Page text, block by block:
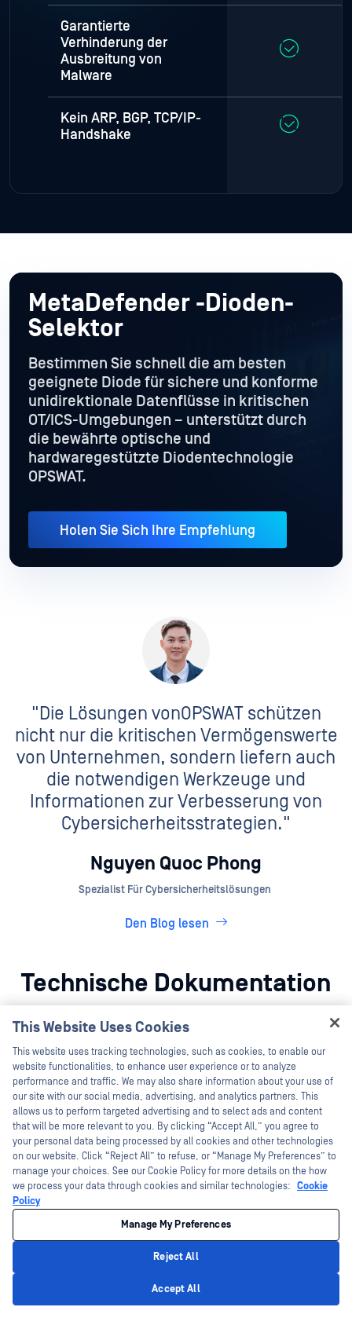
Garantierte
Verhinderung der
Ausbreitung von
Malware
Kein ARP, BGP, TCP/IP-
Handshake
MetaDefender -Dioden-
Selektor
Bestimmen Sie schnell die am besten
geeignete Diode für sichere und konforme
unidirektionale Datenflüsse in kritischen
OT/ICS-Umgebungen – unterstützt durch
die bewährte optische und
hardwaregestützte Diodentechnologie
OPSWAT.
Holen Sie Sich Ihre Empfehlung
"Die Lösungen vonOPSWAT schützen
nicht nur die kritischen Vermögenswerte
von Unternehmen, sondern liefern auch
die notwendigen Werkzeuge und
Informationen zur Verbesserung von
Cybersicherheitsstrategien."
Nguyen Quoc Phong
Spezialist Für Cybersicherheitslösungen
Den Blog lesen
Technische Dokumentation
Entdecken Sie die gesamte technische Landschaft von
MetaDefender Optical Diode - alles, was Sie zum Verständnis,
zur Implementierung und zur Optimierung benötigen.
Alle Dokumente Anzeigen
Erste Schritte
Einführung
wichtigsten Merkmale und Komponenten sind.
This Website Uses Cookies
This website uses tracking technologies, such as cookies, to enable our
website functionalities, to enhance user experience or to analyze
performance and traffic. We may also share information about your use of
our site with our social media, advertising, and analytics partners. This
allows us to perform targeted advertising and to select ads and content
that will be more relevant to you. By clicking “Accept All,” you agree to
your personal data being processed by all cookies and other technologies
on our website. Click “Reject All” to refuse, or “Manage My Preferences” to
manage your choices. See our Cookie Policy for more details on the how
we process your data through cookies and similar technologies: Cookie
Policy
Manage My Preferences
Reject All
Accept All
Hey there!
I'm Ozzy, your OPSWAT virtual assistant.
How can I help you secure what's critical
today?